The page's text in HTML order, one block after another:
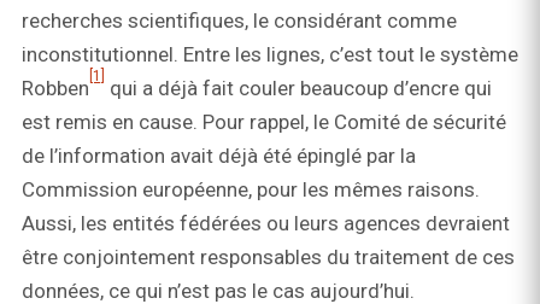
recherches scientifiques, le considérant comme
inconstitutionnel. Entre les lignes, c’est tout le système
Robben [1]
qui a déjà fait couler beaucoup d’encre qui
est remis en cause. Pour rappel, le Comité de sécurité
de l’information avait déjà été épinglé par la
Commission européenne, pour les mêmes raisons.
Aussi, les entités fédérées ou leurs agences devraient
être conjointement responsables du traitement de ces
données, ce qui n’est pas le cas aujourd’hui.